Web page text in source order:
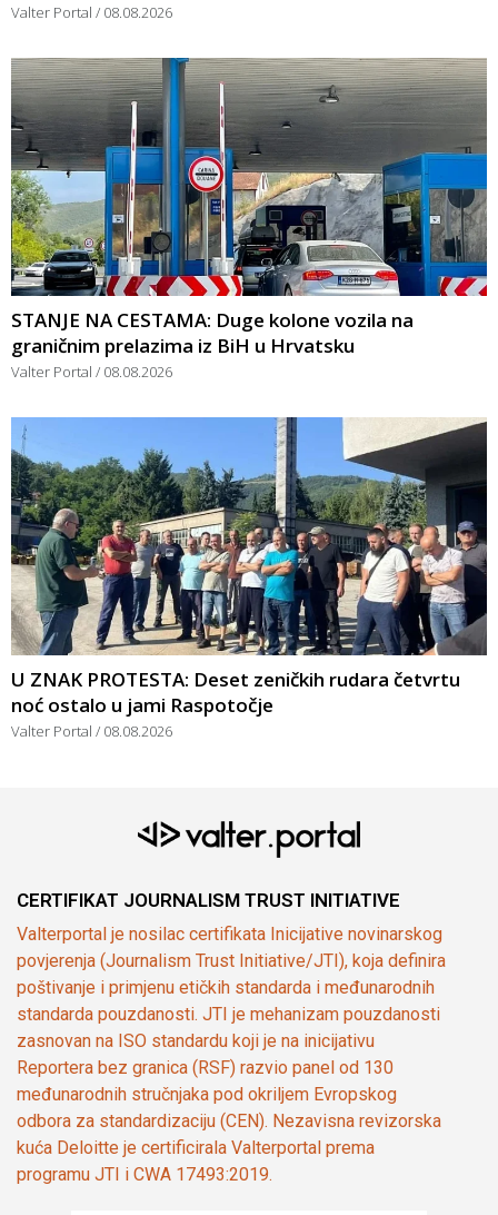
Valter Portal 08.08.2026
STANJE NA CESTAMA: Duge kolone vozila na
graničnim prelazima iz BiH u Hrvatsku
Valter Portal 08.08.2026
U ZNAK PROTESTA: Deset zeničkih rudara četvrtu
noć ostalo u jami Raspotočje
Valter Portal 08.08.2026
CERTIFIKAT JOURNALISM TRUST INITIATIVE
Valterportal je nosilac certifikata Inicijative novinarskog
povjerenja (Journalism Trust Initiative/JTI), koja definira
poštivanje i primjenu etičkih standarda i međunarodnih
standarda pouzdanosti. JTI je mehanizam pouzdanosti
zasnovan na ISO standardu koji je na inicijativu
Reportera bez granica (RSF) razvio panel od 130
međunarodnih stručnjaka pod okriljem Evropskog
odbora za standardizaciju (CEN). Nezavisna revizorska
kuća Deloitte je certificirala Valterportal prema
programu JTI i CWA 17493:2019.